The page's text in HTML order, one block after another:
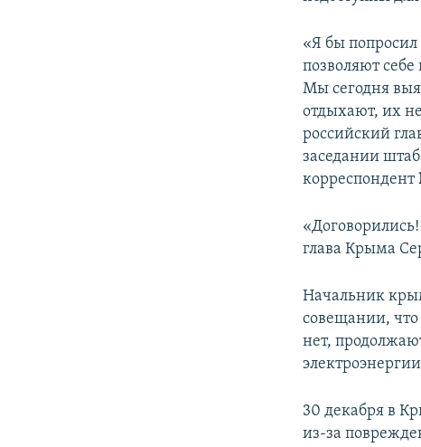
«Я бы
позволяют
Мы сегодня
отдыхают, их
российский
заседании
корреспондент
глава Крыма
Начальник
совещании,
нет,
30 декабря в
из-за